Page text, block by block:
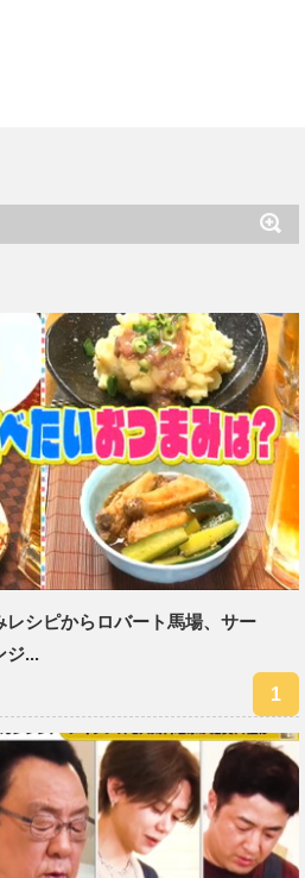
シピからロバート馬場、サー
ジ...